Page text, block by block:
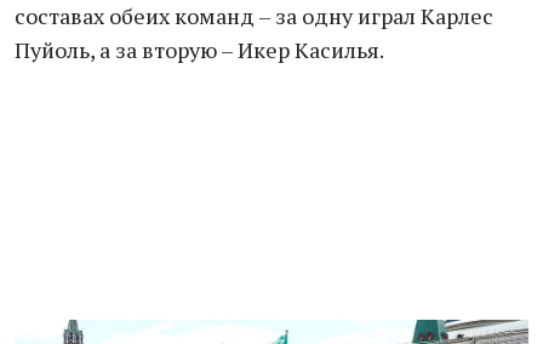
составах обеих команд – за одну играл Карлес
Пуйоль, а за вторую – Икер Касилья.